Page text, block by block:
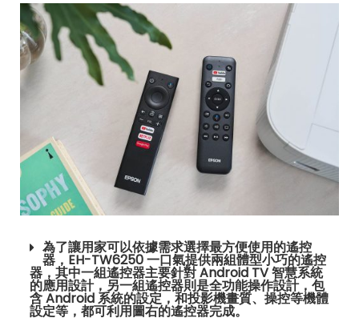
為了讓用家可以依據需求選擇最方便使用的遙控
器，EH-TW6250 一口氣提供兩組體型小巧的遙控
器，其中一組遙控器主要針對 Android TV 智慧系統
的應用設計，另一組遙控器則是全功能操作設計，包
含 Android 系統的設定，和投影機畫質、操控等機體
設定等，都可利用圖右的遙控器完成。